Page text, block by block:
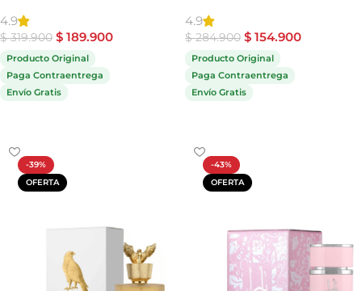
4.9
$319.900 $ 189.900
Producto Original
Paga Contraentrega
Envío Gratis
4.9
$284.900 $ 154.900
Producto Original
Paga Contraentrega
Envío Gratis
-39%
OFERTA
-43%
OFERTA